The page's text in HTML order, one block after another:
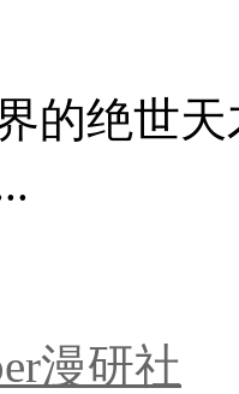
的绝世
漫研社